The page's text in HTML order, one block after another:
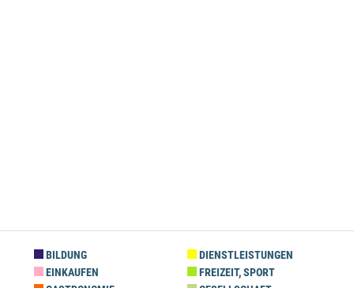
BILDUNG
DIENSTLEISTUNGEN
EINKAUFEN
FREIZEIT, SPORT